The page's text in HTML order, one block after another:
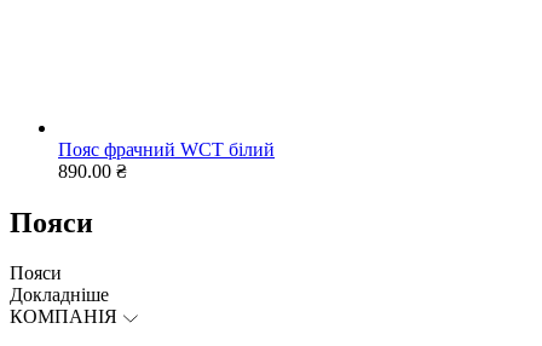
Пояс фрачний WCT білий
890.00 ₴
Пояси
Пояси
Докладніше
КОМПАНІЯ